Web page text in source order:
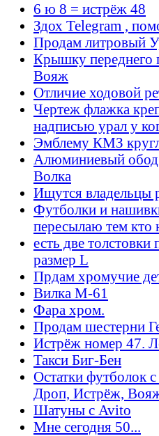
6 ю 8 = истрёж 48
Здох Telegram ,
Продам литровый
Крышку переднего
Вояж
Отличие ходовой
Чертеж флажка
надписью урал у
Эмблему КМЗ
Алюминиевый обод
Волка
Ищутся владельцы
Футболки и
пересылаю тем кто
есть две толстовки
размер L
Прдам хромучие
Вилка М-61
Фара хром.
Продам шестерни
Истрёж номер 47.
Такси Биг-Бен
Остатки футболок
Дроп, Истрёж,
Шатуны с Avito
Мне сегодня 50...